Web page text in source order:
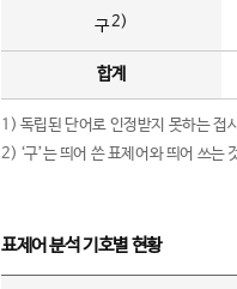
구2)
합계
1) 독립된 단어로 인정받지 못하는 접
2) ‘구’는 띄어 쓴 표제어와 띄어 쓰는
표제어 분석 기호별 현황